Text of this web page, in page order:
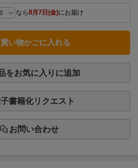
なら8月7日(金)にお届け
買い物かごに入れる
をお気に入りに追加
書籍化リクエスト
お問い合わせ